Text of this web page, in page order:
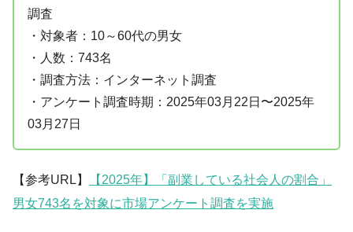
調査
・対象者：10～60代の男女
・人数：743名
・調査方法：インターネット調査
・アンケート調査時期：2025年03月22日〜2025年
03月27日
【参考URL】
【2025年】「副業している社会人の割合」
男女743名を対象に市場アンケート調査を実施